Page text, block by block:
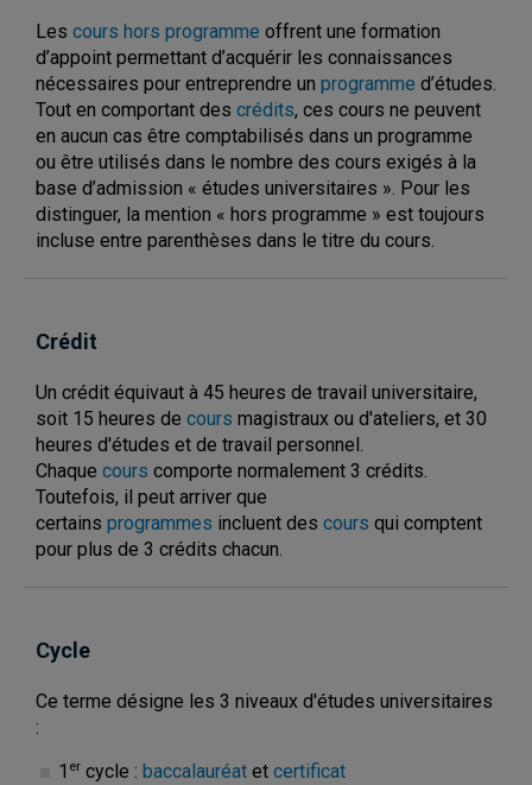
Les cours hors programme offrent une formation
d’appoint permettant d’acquérir les connaissances
nécessaires pour entreprendre un programme d’études.
Tout en comportant des crédits, ces cours ne peuvent
en aucun cas être comptabilisés dans un programme
ou être utilisés dans le nombre des cours exigés à la
base d’admission « études universitaires ». Pour les
distinguer, la mention « hors programme » est toujours
incluse entre parenthèses dans le titre du cours.
Crédit
Un crédit équivaut à 45 heures de travail universitaire,
soit 15 heures de cours magistraux ou d'ateliers, et 30
heures d'études et de travail personnel.
Chaque cours comporte normalement 3 crédits.
Toutefois, il peut arriver que
certains programmes incluent des cours qui comptent
pour plus de 3 crédits chacun.
Cycle
Ce terme désigne les 3 niveaux d'études universitaires
:
1 er cycle : baccalauréat et certificat